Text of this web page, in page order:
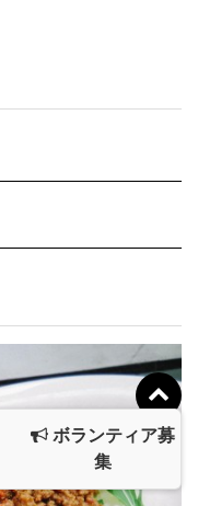
ボランティア募
集